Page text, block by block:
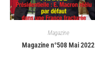
Magazine
Magazine n°508 Mai 2022